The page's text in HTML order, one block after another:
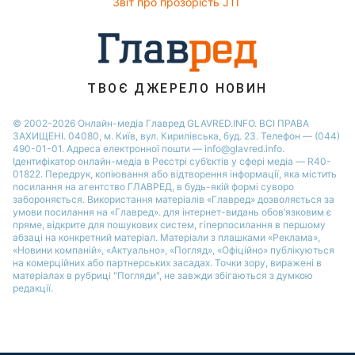
ТВОЄ ДЖЕРЕЛО НОВИН
© 2002-2026 Онлайн-медіа Главред GLAVRED.INFO. ВСІ ПРАВА
ЗАХИЩЕНІ. 04080, м. Київ, вул. Кирилівська, буд. 23. Телефон — (044)
490-01-01. Адреса електронної пошти — info@glavred.info.
Ідентифікатор онлайн-медіа в Реєстрі суб’єктів у сфері медіа — R40-
01822. Передрук, копіювання або відтворення інформації, яка містить
посилання на агентство ГЛАВРЕД, в будь-якій формi суворо
забороняється. Використання матеріалів «Главред» дозволяється за
умови посилання на «Главред». для інтернет-видань обов’язковим є
пряме, відкрите для пошукових систем, гіперпосилання в першому
абзаці на конкретний матеріал. Матеріали з плашками «Реклама»,
«Новини компаній», «Актуально», «Погляд», «Офіційно» публікуються
на комерційних або партнерських засадах. Точки зору, виражені в
матеріалах в рубриці "Погляди", не завжди збігаються з думкою
редакції.